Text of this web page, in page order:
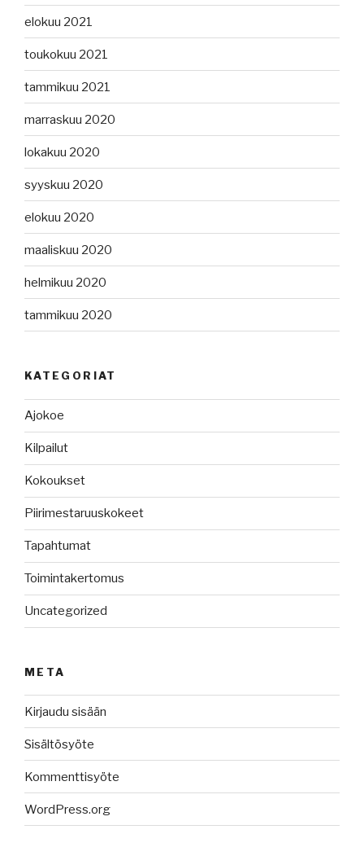
elokuu 2021
toukokuu 2021
tammikuu 2021
marraskuu 2020
lokakuu 2020
syyskuu 2020
elokuu 2020
maaliskuu 2020
helmikuu 2020
tammikuu 2020
KATEGORIAT
Ajokoe
Kilpailut
Kokoukset
Piirimestaruuskokeet
Tapahtumat
Toimintakertomus
Uncategorized
META
Kirjaudu sisään
Sisältösyöte
Kommenttisyöte
WordPress.org